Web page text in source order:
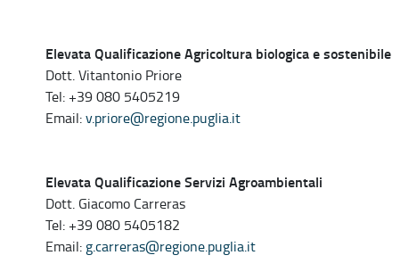
Elevata Qualificazione Agricoltura biologica e sostenibile
Dott. Vitantonio Priore
Tel: +39 080 5405219
Email:v.priore@regione.puglia.it
Elevata Qualificazione Servizi Agroambientali
Dott. Giacomo Carreras
Tel: +39 080 5405182
Email: g.carreras@regione.puglia.it